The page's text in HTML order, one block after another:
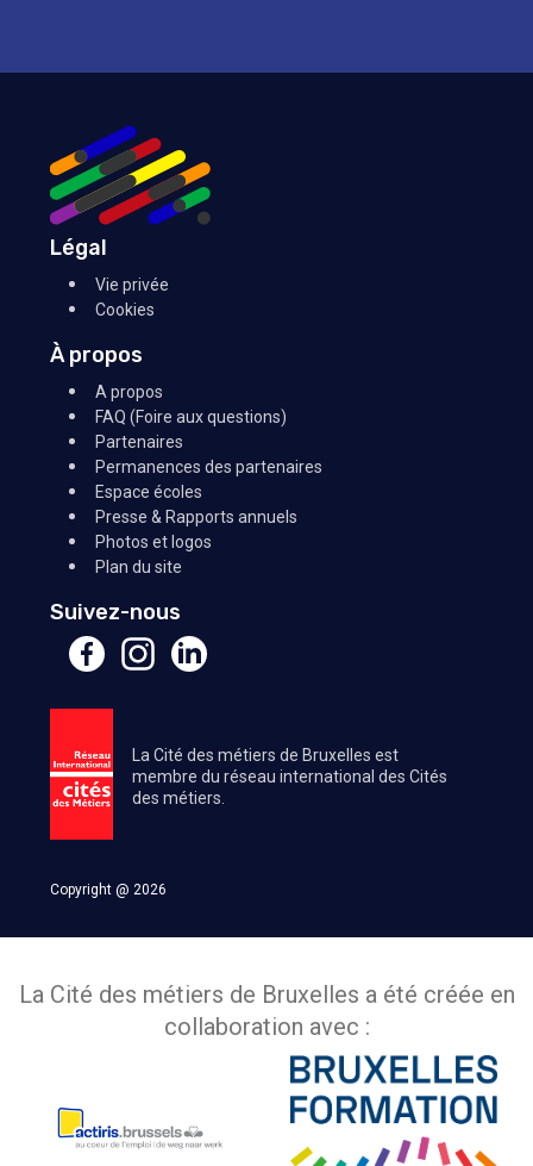
Légal
Vie privée
Cookies
À propos
A propos
FAQ (Foire aux questions)
Partenaires
Permanences des partenaires
Espace écoles
Presse & Rapports annuels
Photos et logos
Plan du site
Suivez-nous
La Cité des métiers de Bruxelles est
membre du réseau international des Cités
des métiers.
Copyright @ 2026
La Cité des métiers de Bruxelles a été créée en
collaboration avec :